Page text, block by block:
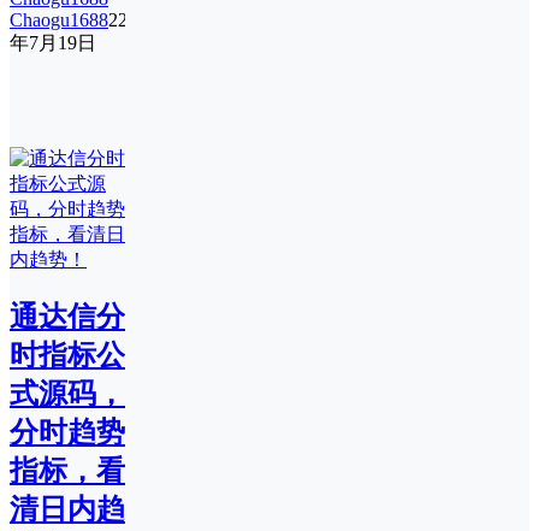
Chaogu168822
年7月19日
通达信分
时指标公
式源码，
分时趋势
指标，看
清日内趋